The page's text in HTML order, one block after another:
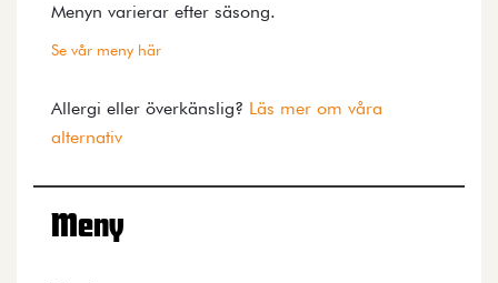
Menyn varierar efter säsong.
Se vår meny här
Allergi eller överkänslig? Läs mer om våra
alternativ
Meny